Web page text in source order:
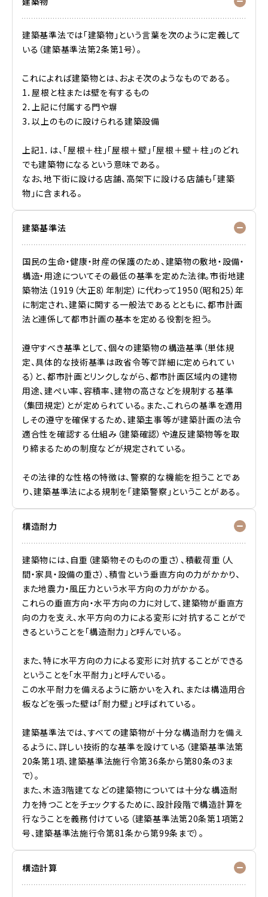
建築基準法では「建築物」という言葉を次のように定義して
いる（建築基準法第2条第1号）。
これによれば建築物とは、およそ次のようなものである。
1．屋根と柱または壁を有するもの
2．上記に付属する門や塀
3．以上のものに設けられる建築設備
上記1．は、「屋根＋柱」「屋根＋壁」「屋根＋壁＋柱」のどれ
でも建築物になるという意味である。
なお、地下街に設ける店舗、高架下に設ける店舗も「建築
物」に含まれる。
建築基準法
国民の生命・健康・財産の保護のため、建築物の敷地・設備・
構造・用途についてその最低の基準を定めた法律。市街地建
築物法（1919（大正8）年制定）に代わって1950（昭和25）年
に制定され、建築に関する一般法であるとともに、都市計画
法と連係して都市計画の基本を定める役割を担う。
遵守すべき基準として、個々の建築物の構造基準（単体規
定、具体的な技術基準は政省令等で詳細に定められてい
る）と、都市計画とリンクしながら、都市計画区域内の建物
用途、建ぺい率、容積率、建物の高さなどを規制する基準
（集団規定）とが定められている。また、これらの基準を適用
しその遵守を確保するため、建築主事等が建築計画の法令
適合性を確認する仕組み（建築確認）や違反建築物等を取
り締まるための制度などが規定されている。
その法律的な性格の特徴は、警察的な機能を担うことであ
り、建築基準法による規制を「建築警察」ということがある。
構造耐力
建築物には、自重（建築物そのものの重さ）、積載荷重（人
間・家具・設備の重さ）、積雪という垂直方向の力がかかり、
また地震力・風圧力という水平方向の力がかかる。
これらの垂直方向・水平方向の力に対して、建築物が垂直方
向の力を支え、水平方向の力による変形に対抗することがで
きるということを「構造耐力」と呼んでいる。
また、特に水平方向の力による変形に対抗することができる
ということを「水平耐力」と呼んでいる。
この水平耐力を備えるように筋かいを入れ、または構造用合
板などを張った壁は「耐力壁」と呼ばれている。
建築基準法では、すべての建築物が十分な構造耐力を備え
るように、詳しい技術的な基準を設けている（建築基準法第
20条第1項、建築基準法施行令第36条から第80条の3ま
で）。
また、木造3階建てなどの建築物については十分な構造耐
力を持つことをチェックするために、設計段階で構造計算を
行なうことを義務付けている（建築基準法第20条第1項第2
号、建築基準法施行令第81条から第99条まで）。
構造計算